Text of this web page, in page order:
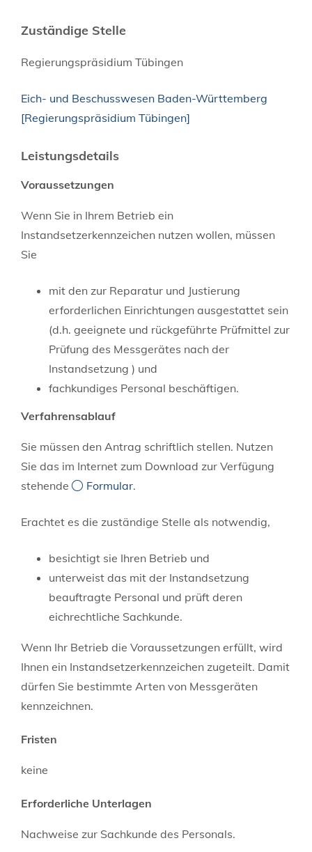
Zuständige Stelle
Regierungspräsidium Tübingen
Eich- und Beschusswesen Baden-Württemberg
[Regierungspräsidium Tübingen]
Leistungsdetails
Voraussetzungen
Wenn Sie in Ihrem Betrieb ein
Instandsetzerkennzeichen nutzen wollen, müssen
Sie
mit den zur Reparatur und Justierung
erforderlichen Einrichtungen ausgestattet sein
(d.h. geeignete und rückgeführte Prüfmittel zur
Prüfung des Messgerätes nach der
Instandsetzung ) und
fachkundiges Personal beschäftigen.
Verfahrensablauf
Sie müssen den Antrag schriftlich stellen. Nutzen
Sie das im Internet zum Download zur Verfügung
stehende
Formular.
Erachtet es die zuständige Stelle als notwendig,
besichtigt sie Ihren Betrieb und
unterweist das mit der Instandsetzung
beauftragte Personal und prüft deren
eichrechtliche Sachkunde.
Wenn Ihr Betrieb die Voraussetzungen erfüllt, wird
Ihnen ein Instandsetzerkennzeichen zugeteilt. Damit
dürfen Sie bestimmte Arten von Messgeräten
kennzeichnen.
Fristen
keine
Erforderliche Unterlagen
Nachweise zur Sachkunde des Personals.